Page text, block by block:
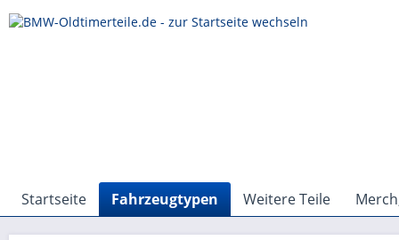
Startseite Fahrzeugtypen Weitere Teile